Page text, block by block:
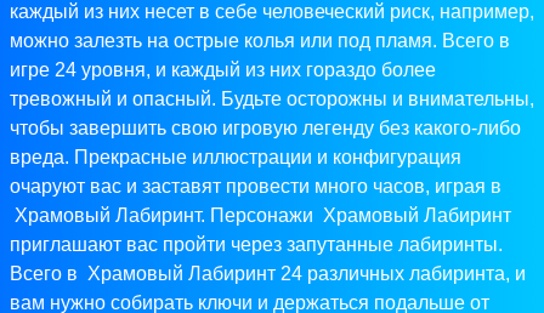
каждый из них несет в себе человеческий риск, например,
можно залезть на острые колья или под пламя. Всего в
игре 24 уровня, и каждый из них гораздо более
тревожный и опасный. Будьте осторожны и внимательны,
чтобы завершить свою игровую легенду без какого-либо
вреда. Прекрасные иллюстрации и конфигурация
очаруют вас и заставят провести много часов, играя в
Храмовый Лабиринт. Персонажи Храмовый Лабиринт
приглашают вас пройти через запутанные лабиринты.
Всего в Храмовый Лабиринт 24 различных лабиринта, и
вам нужно собирать ключи и держаться подальше от